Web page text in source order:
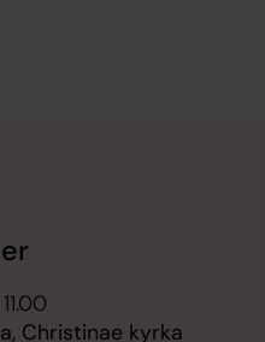
Christinae kyrka